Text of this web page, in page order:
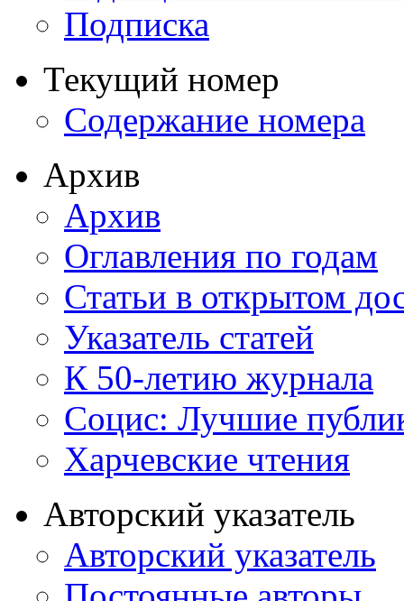
Подписка
Текущий номер
Содержание номера
Архив
Архив
Оглавления по годам
Статьи в открытом
Указатель статей
К 50-летию журнала
Социс: Лучшие
Харчевские чтения
Авторский указатель
Авторский указатель